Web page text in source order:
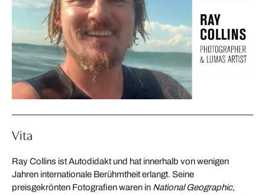
Vita
Ray Collins ist Autodidakt und hat innerhalb von wenigen
Jahren internationale Berühmtheit erlangt. Seine
preisgekrönten Fotografien waren in National Geographic,